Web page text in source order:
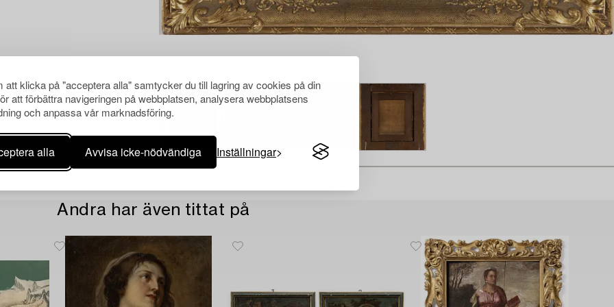
att klicka på "acceptera alla" samtycker du till lagring av cookies på din
att förbättra navigeringen på webbplatsen, analysera webbplatsens
och anpassa vår marknadsföring.
alla Avvisa icke-nödvändiga Inställningar
Andra har även tittat på